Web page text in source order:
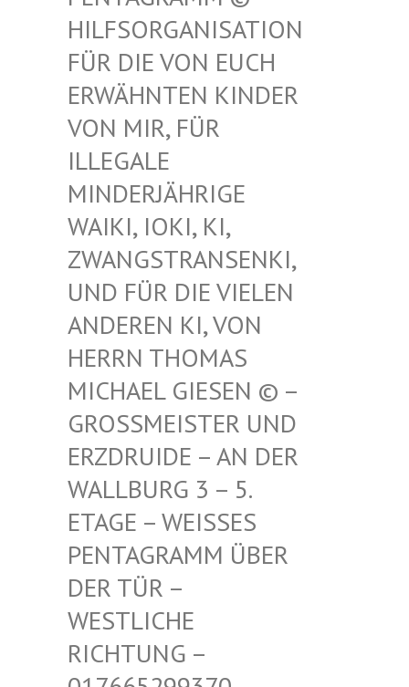
SORGANISATION FÜR
DIE VON EUCH ERWÄ
HNTEN KINDER VON
MIR, FÜR ILLE
GALE MIND
ERJÄHRIGE WAIK
I, IOKI, KI, ZWAN
GSTRANSENKI, UND
FÜR DIE VIELEN ANDE
REN KI, VON HERR
N THOMAS MICH
AEL GIESEN © – GROSS
MEISTER UND ERZDR
UIDE – AN DER WALLB
URG 3 – 5. ETAGE
– WEISSES PENTAG
RAMM ÜBER DER TÜ
R – WESTLI
CHE RICHTU
NG – 017665